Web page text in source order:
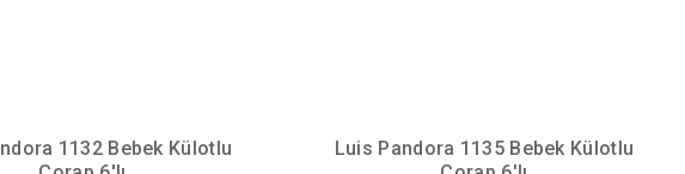
1132 Bebek Külotlu
Luis Pandora 1135 Bebek Külotlu